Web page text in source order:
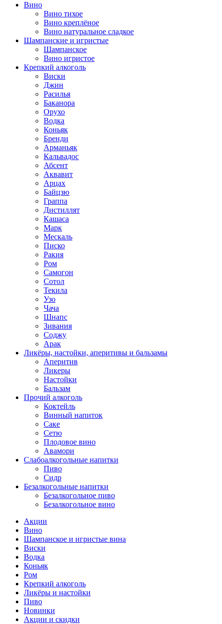
Вино
Вино тихое
Вино креплёное
Вино натуральное сладкое
Шампанские и игристые
Шампанское
Вино игристое
Крепкий алкоголь
Виски
Джин
Расилья
Баканора
Орухо
Водка
Коньяк
Бренди
Арманьяк
Кальвадос
Абсент
Аквавит
Арцах
Байцзю
Граппа
Дистиллят
Кашаса
Марк
Мескаль
Писко
Ракия
Ром
Самогон
Сотол
Текила
Узо
Чача
Шнапс
Зивания
Соджу
Арак
Ликёры, настойки, аперитивы и бальзамы
Аперитив
Ликеры
Настойки
Бальзам
Прочий алкоголь
Коктейль
Винный напиток
Саке
Сетю
Плодовое вино
Авамори
Слабоалкогольные напитки
Пиво
Сидр
Безалкогольные напитки
Безалкогольное пиво
Безалкогольное вино
Акции
Вино
Шампанское и игристые вина
Виски
Водка
Коньяк
Ром
Крепкий алкоголь
Ликёры и настойки
Пиво
Новинки
Акции и скидки